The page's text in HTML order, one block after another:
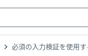
必須の入力検証を使用す